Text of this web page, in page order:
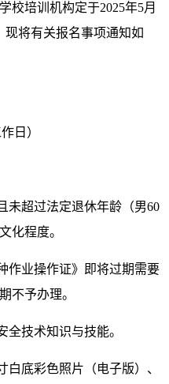
校培训机构定于2025年5月
现将有关报名事项通知如
日）
未超过法定退休年龄（男60
化程度。
作业操作证》即将过期需要
不予办理。
全技术知识与技能。
底彩色照片（电子版）、